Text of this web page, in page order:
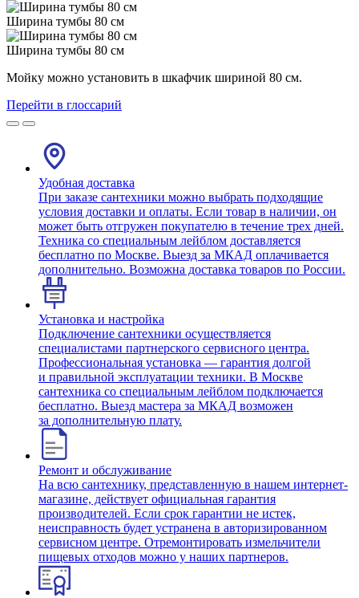
Ширина тумбы 80 см
Ширина тумбы 80 см
Мойку можно установить в шкафчик шириной 80 см.
Перейти в глоссарий
Удобная доставка
При заказе сантехники можно выбрать подходящие
условия доставки и оплаты. Если товар в наличии, он
может быть отгружен покупателю в течение трех дней.
Техника со специальным лейблом доставляется
бесплатно по Москве. Выезд за МКАД оплачивается
дополнительно. Возможна доставка товаров по России.
Установка и настройка
Подключение сантехники осуществляется
специалистами партнерского сервисного центра.
Профессиональная установка — гарантия долгой
и правильной эксплуатации техники. В Москве
сантехника со специальным лейблом подключается
бесплатно. Выезд мастера за МКАД возможен
за дополнительную плату.
Ремонт и обслуживание
На всю сантехнику, представленную в нашем интернет-
магазине, действует официальная гарантия
производителей. Если срок гарантии не истек,
неисправность будет устранена в авторизированном
сервисном центре. Отремонтировать измельчители
пищевых отходов можно у наших партнеров.